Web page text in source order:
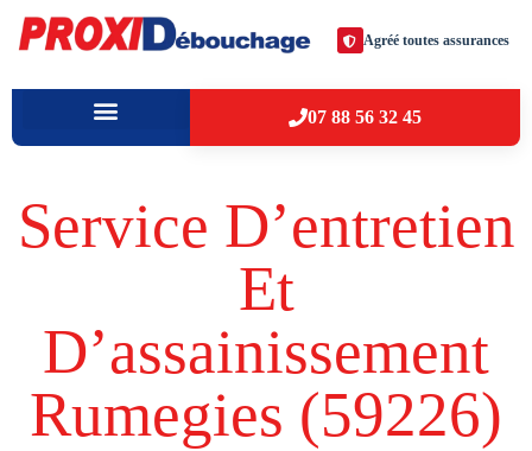
Agréé toutes assurances
07 88 56 32 45
Service D’entretien
Et
D’assainissement
Rumegies (59226​)